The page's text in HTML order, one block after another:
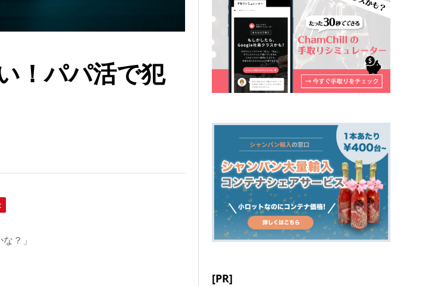
！パパ活で犯
？」
[PR]